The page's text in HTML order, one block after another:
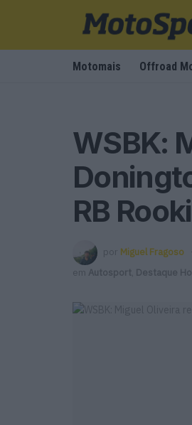
Motomais Offroad
WSBK:
RB
por Miguel Fragoso
em
Autosport Destaque